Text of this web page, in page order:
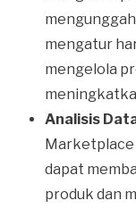
mengatur
mengelola
Analisis
Marketplace
dapat
produk dan